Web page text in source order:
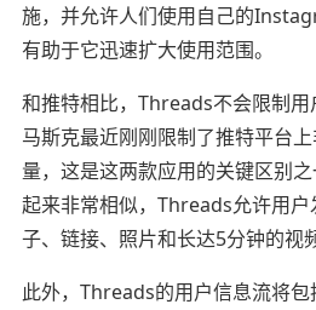
施，并允许人们使用自己的
有助于它迅速扩大使用范围。
和推特相比，Threads不会限制用
马斯克最近刚刚限制了推特平台
量，这是这两款应用的关键区别
起来非常相似，Threads允许用
子、链接、照片和长达5分钟的视
此外，Threads的用户信息流将